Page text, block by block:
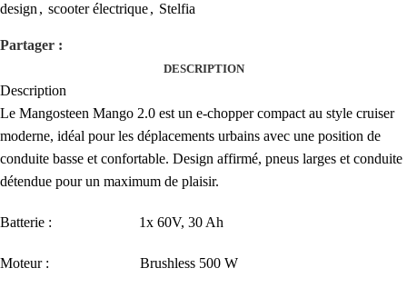
design , scooter électrique, Stelfia
Partager :
DESCRIPTION
Description
Le Mangosteen Mango 2.0 est un e-chopper compact au style cruiser
moderne, idéal pour les déplacements urbains avec une position de
conduite basse et confortable. Design affirmé, pneus larges et conduite
détendue pour un maximum de plaisir.
Batterie : 1x 60V, 30 Ah
Moteur : Brushless 500 W